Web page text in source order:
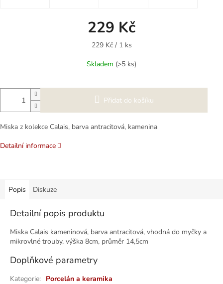
229 Kč
Měrná
229 Kč / 1 ks
Skladem (>5 ks)
Přidat do košíku
Miska z kolekce Calais, barva antracitová, kamenina
Detailní informace
Popis Diskuze
Detailní popis produktu
Miska Calais kameninová, barva antracitová, vhodná do myčky a
mikrovlné trouby, výška 8cm, průměr 14,5cm
Doplňkové parametry
Kategorie: Porcelán a keramika